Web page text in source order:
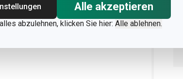
Alle akzeptieren
abzulehnen, klicken Sie hier: Alle ablehnen.